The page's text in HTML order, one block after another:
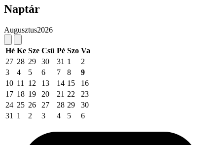
Naptár
Augusztus2026
Hé Ke Sze Csü Pé Szo Va
27 28 29 30 31 1
2
3
4 5 6 7 8
9
10 11 12 13 14 15
16
17 18 19 20 21 22
23
24 25 26 27 28 29
30
31
1 2 3 4 5 6